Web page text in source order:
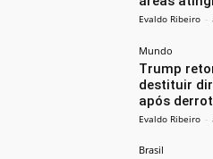
Evaldo Ribeiro -
Mundo
Trump
destituir
após
Evaldo Ribeiro -
Brasil